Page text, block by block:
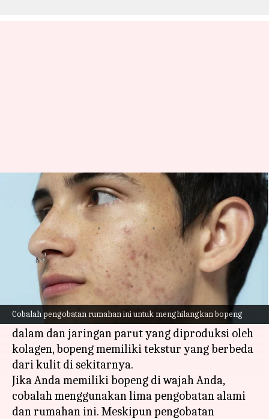
Cobalah pengobatan rumahan ini untuk menghilangkan bopeng
Pengobatan rumahan untuk
bopeng yang harus Anda coba
menulis Taufiq Al Jufri Aug 16, 2023 12:51 pm
Apa ceritanya
Bopeng adalah noda kulit yang menyerupai
lubang atau penyok.
Disebabkan oleh kerusakan pada lapisan kulit
dalam dan jaringan parut yang diproduksi oleh
kolagen, bopeng memiliki tekstur yang berbeda
dari kulit di sekitarnya.
Jika Anda memiliki bopeng di wajah Anda,
cobalah menggunakan lima pengobatan alami
dan rumahan ini. Meskipun pengobatan